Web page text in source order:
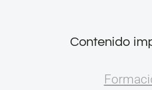
Contenido